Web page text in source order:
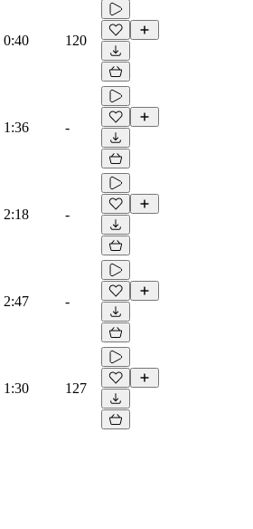
0:40 120
1:36 -
2:18 -
2:47 -
1:30 127